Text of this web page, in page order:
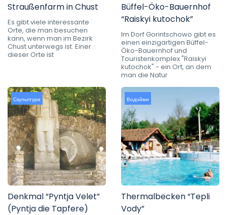
Straußenfarm in Chust
Es gibt viele interessante
Orte, die man besuchen
kann, wenn man im Bezirk
Chust unterwegs ist. Einer
dieser Orte ist
Büffel-Öko-Bauernhof
“Raiskyi kutochok”
Im Dorf Gorintschowo gibt es
einen einzigartigen Büffel-
Öko-Bauernhof und
Touristenkomplex "Raiskyi
kutochok" - ein Ort, an dem
man die Natur
Скульптури
Denkmal “Pyntja Velet”
(Pyntja die Tapfere)
Водойми
Thermalbecken “Tepli
Vody”